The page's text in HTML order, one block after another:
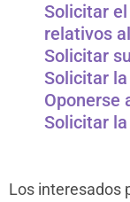
Solicitar
relativos
Solicitar
Solicitar
Oponerse
Solicitar
Los interesados